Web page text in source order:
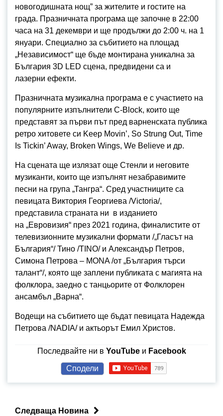
новогодишната нощ” за жителите и гостите на
града. Празничната програма ще започне в 22:00
часа на 31 декември и ще продължи до 2:00 ч. на 1
януари. Специално за събитието на площад
„Независимост“ ще бъде монтирана уникална за
България 3D LED сцена, предвидени са и
лазерни ефекти.
Празничната музикална програма е с участието на
популярните изпълнители C-Block, които ще
представят за първи път пред варненската публика
ретро хитовете си Keep Movin’, So Strung Out, Time
Is Tickin’ Away, Broken Wings, We Believe и др.
На сцената ще излязат още Стенли и неговите
музиканти, които ще изпълнят незабравимите
песни на група „Тангра“. Сред участниците са
певицата Виктория Георгиева /Victoria/,
представила страната ни в изданието
на „Евровизия“ през 2021 година, финалистите от
телевизионните музикални формати /„Гласът на
България“/ Тино /TINO/ и Александър Петров,
Симона Петрова – MONA /от „България търси
талант“/, която ще заплени публиката с магията на
фолклора, заедно с танцьорите от Фолклорен
ансамбъл „Варна“.
Водещи на събитието ще бъдат певицата Надежда
Петрова /NADIA/ и актьорът Емил Христов.
Последвайте ни в YouTubeи Facebook
Сподели
Следваща Новина